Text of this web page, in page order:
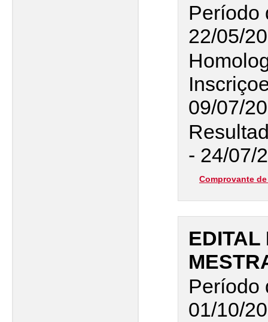
Período
22/05/
09/07/
- 24/07/
Comprovante
EDITAL
Período
01/10/